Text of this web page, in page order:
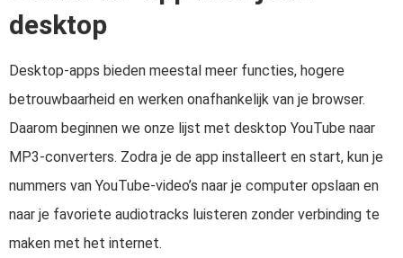
desktop
Desktop-apps bieden meestal meer functies, hogere
betrouwbaarheid en werken onafhankelijk van je browser.
Daarom beginnen we onze lijst met desktop YouTube naar
MP3-converters. Zodra je de app installeert en start, kun je
nummers van YouTube-video’s naar je computer opslaan en
naar je favoriete audiotracks luisteren zonder verbinding te
maken met het internet.